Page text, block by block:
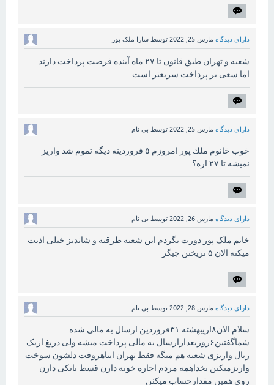
دارای دیدگاه مارس 25, 2022 توسط سارا ملک پور
شعبه و تهران طبق قانون تا ۲۷ ماه آینده فرصت پرداخت دارند.
اما سعی بر پرداخت سریعتر است
دارای دیدگاه مارس 25, 2022 توسط بی نام
خوب خانوم ملك پور امروزم ٥ فروردينه ديگه تموم شد واريز
نميشه تا ٢٧ اره؟
دارای دیدگاه مارس 26, 2022 توسط بی نام
خانم ملک پور دورت بگردم این شعبه طرقبه و شاندیز خیلی اذیت
میکنه الان ۵ نریختن جیگر
دارای دیدگاه مارس 28, 2022 توسط بی نام
سلام الان۸اریبهشته ۳۱فروردین ارسال به مالی شده
شماگفتین۶روزبعدازارسال به مالی پرداخت میشه ولی دریغ ازیک
ریال واریزی شعبه هم میگه فقط تهران ایناهروقت دلشون سوخت
واریزمیکنن بخداهمه مردم اجاره خونه دارن قسط بانکی دارن
روی همین مقدارحساب میکنن